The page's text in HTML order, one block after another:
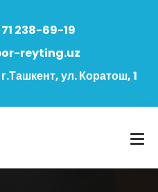
238-69-19
reyting.uz
ул. Коратош, 1